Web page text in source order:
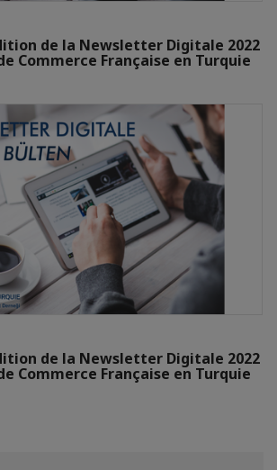
de la Newsletter Digitale 2022
Commerce Française en Turquie
de la Newsletter Digitale 2022
Commerce Française en Turquie